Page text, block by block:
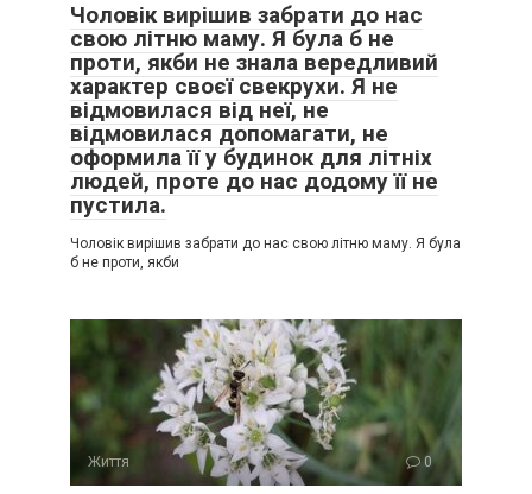
Чоловік вирішив забрати до нас
свою літню маму. Я була б не
проти, якби не знала вередливий
характер своєї свекрухи. Я не
відмовилася від неї, не
відмовилася допомагати, не
оформила її у будинок для літніх
людей, проте до нас додому її не
пустила.
Чоловік вирішив забрати до нас свою літню маму. Я була
б не проти, якби
Життя 0